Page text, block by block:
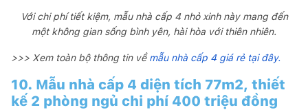
Với chi phí tiết kiệm, mẫu nhà cấp 4 nhỏ xinh này mang đến
một không gian sống bình yên, hài hòa với thiên nhiên.
>>> Xem toàn bộ thông tin vềmẫu nhà cấp 4 giá rẻ tại đây.
10. Mẫu nhà cấp 4 diện tích 77m2, thiết
kế 2 phòng ngủ chi phí 400 triệu đồng